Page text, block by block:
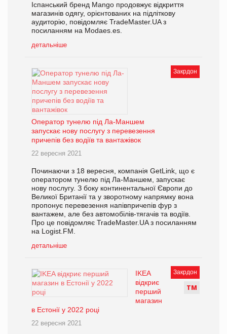
Іспанський бренд Mango продовжує відкриття
магазинів одягу, орієнтованих на підліткову
аудиторію, повідомляє TradeMaster.UA з
посиланням на Modaes.es.
детальніше
Закрдон
Оператор тунелю під Ла-Маншем
запускає нову послугу з перевезення
причепів без водіїв та вантажівок
22 вересня 2021
Починаючи з 18 вересня, компанія GetLink, що є
оператором тунелю під Ла-Маншем, запускає
нову послугу. З боку континентальної Європи до
Великої Британії та у зворотному напрямку вона
пропонує перевезення напівпричепів фур з
вантажем, але без автомобілів-тягачів та водіїв.
Про це повідомляє TradeMaster.UA з посиланням
на Logist.FM.
детальніше
Закрдон
ТМ
IKEA
відкриє
перший
магазин
в Естонії у 2022 році
22 вересня 2021